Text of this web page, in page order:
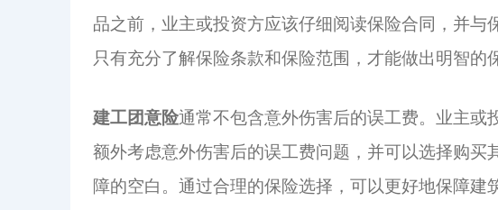
品之前，业主或投资方应该仔细阅读保险合同，并与
只有充分了解保险条款和保险范围，才能做出明智的
建工团意险通常不包含意外伤害后的误工费。业主或
额外考虑意外伤害后的误工费问题，并可以选择购买
障的空白。通过合理的保险选择，可以更好地保障建